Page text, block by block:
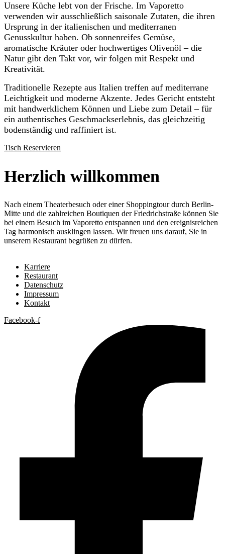
Unsere Küche lebt von der Frische. Im Vaporetto
verwenden wir ausschließlich saisonale Zutaten, die ihren
Ursprung in der italienischen und mediterranen
Genusskultur haben. Ob sonnenreifes Gemüse,
aromatische Kräuter oder hochwertiges Olivenöl – die
Natur gibt den Takt vor, wir folgen mit Respekt und
Kreativität.
Traditionelle Rezepte aus Italien treffen auf mediterrane
Leichtigkeit und moderne Akzente. Jedes Gericht entsteht
mit handwerklichem Können und Liebe zum Detail – für
ein authentisches Geschmackserlebnis, das gleichzeitig
bodenständig und raffiniert ist.
Tisch Reservieren
Herzlich willkommen
Nach einem Theaterbesuch oder einer Shoppingtour durch Berlin-
Mitte und die zahlreichen Boutiquen der Friedrichstraße können Sie
bei einem Besuch im Vaporetto entspannen und den ereignisreichen
Tag harmonisch ausklingen lassen. Wir freuen uns darauf, Sie in
unserem Restaurant begrüßen zu dürfen.
Karriere
Restaurant
Datenschutz
Impressum
Kontakt
Facebook-f